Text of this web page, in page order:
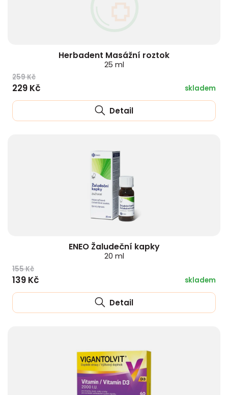
Herbadent Masážní roztok
25 ml
259 Kč
229 Kč skladem
Detail
ENEO Žaludeční kapky
20 ml
155 Kč
139 Kč skladem
Detail